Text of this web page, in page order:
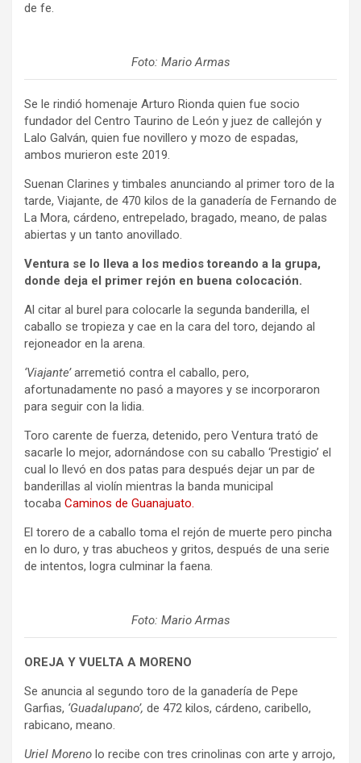
de fe.
Foto: Mario Armas
Se le rindió homenaje Arturo Rionda quien fue socio
fundador del Centro Taurino de León y juez de callejón y
Lalo Galván, quien fue novillero y mozo de espadas,
ambos murieron este 2019.
Suenan Clarines y timbales anunciando al primer toro de la
tarde, Viajante, de 470 kilos de la ganadería de Fernando de
La Mora, cárdeno, entrepelado, bragado, meano, de palas
abiertas y un tanto anovillado.
Ventura se lo lleva a los medios toreando a la grupa,
donde deja el primer rejón en buena colocación.
Al citar al burel para colocarle la segunda banderilla, el
caballo se tropieza y cae en la cara del toro, dejando al
rejoneador en la arena.
‘Viajante’arremetió contra el caballo, pero,
afortunadamente no pasó a mayores y se incorporaron
para seguir con la lidia.
Toro carente de fuerza, detenido, pero Ventura trató de
sacarle lo mejor, adornándose con su caballo ‘Prestigio’ el
cual lo llevó en dos patas para después dejar un par de
banderillas al violín mientras la banda municipal
tocaba Caminos de Guanajuato.
El torero de a caballo toma el rejón de muerte pero pincha
en lo duro, y tras abucheos y gritos, después de una serie
de intentos, logra culminar la faena.
Foto: Mario Armas
OREJA Y VUELTA A MORENO
Se anuncia al segundo toro de la ganadería de Pepe
Garfias, ‘Guadalupano’, de 472 kilos, cárdeno, caribello,
rabicano, meano.
Uriel Moreno lo recibe con tres crinolinas con arte y arrojo,